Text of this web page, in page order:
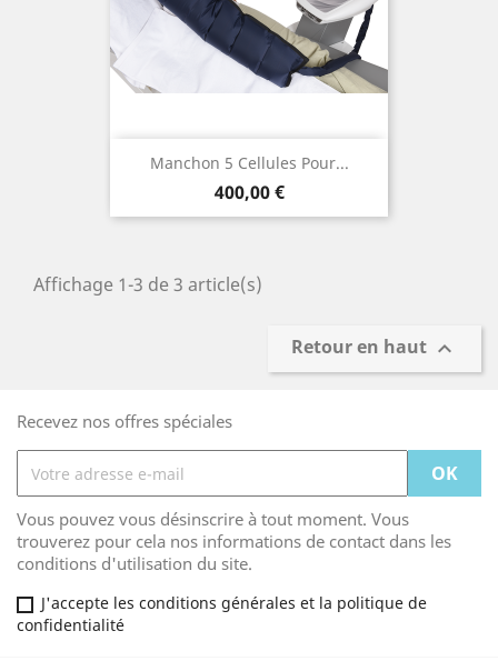
Manchon 5 Cellules Pour...
Prix
400,00 €
Affichage 1-3 de 3 article(s)
Retour en haut 
Recevez nos offres spéciales
Vous pouvez vous désinscrire à tout moment. Vous
trouverez pour cela nos informations de contact dans les
conditions d'utilisation du site.
J'accepte les conditions générales et la politique de
confidentialité